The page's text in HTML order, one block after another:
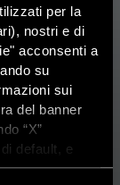
per la
nostri e di
acconsenti a
su
sui
del banner
“X”
default, e
con i cookie